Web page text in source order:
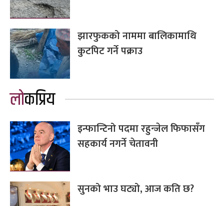
झारफुकको नाममा बालिकामाथि
कुटपिट गर्ने पक्राउ
लोकप्रिय
इन्फान्टिनो पदमा रहुन्जेल फिफासँग
सहकार्य नगर्ने चेतावनी
सुनको भाउ घट्यो, आज कति छ?